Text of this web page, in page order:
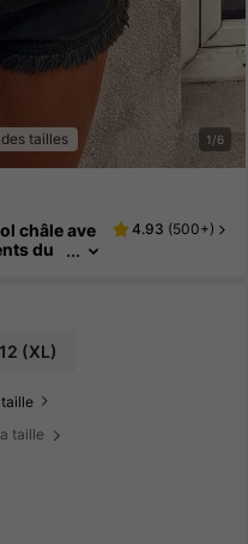
tailles 1/6
châle ave
du
4.93 (500+)
12 (XL)
taille